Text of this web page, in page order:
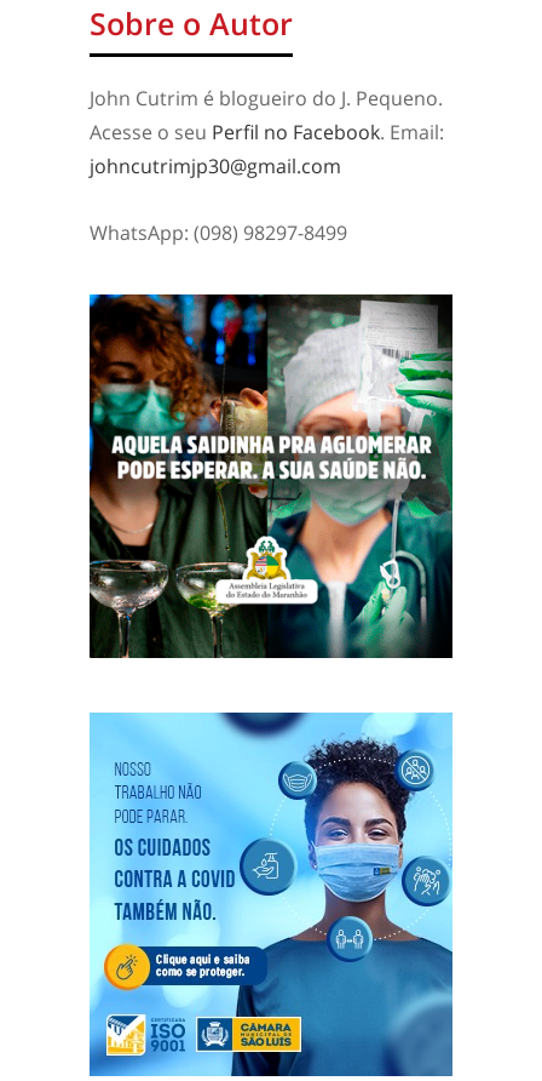
Sobre o Autor
John Cutrim é blogueiro do J. Pequeno.
Acesse o seu Perfil no Facebook. Email:
johncutrimjp30@gmail.com
WhatsApp: (098) 98297-8499